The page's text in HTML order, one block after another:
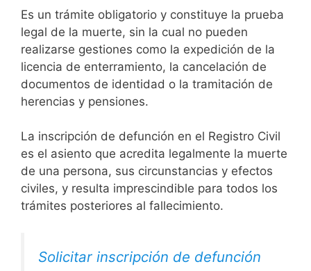
Es un trámite obligatorio y constituye la prueba
legal de la muerte, sin la cual no pueden
realizarse gestiones como la expedición de la
licencia de enterramiento, la cancelación de
documentos de identidad o la tramitación de
herencias y pensiones.
La inscripción de defunción en el Registro Civil
es el asiento que acredita legalmente la muerte
de una persona, sus circunstancias y efectos
civiles, y resulta imprescindible para todos los
trámites posteriores al fallecimiento.
Solicitar inscripción de defunción